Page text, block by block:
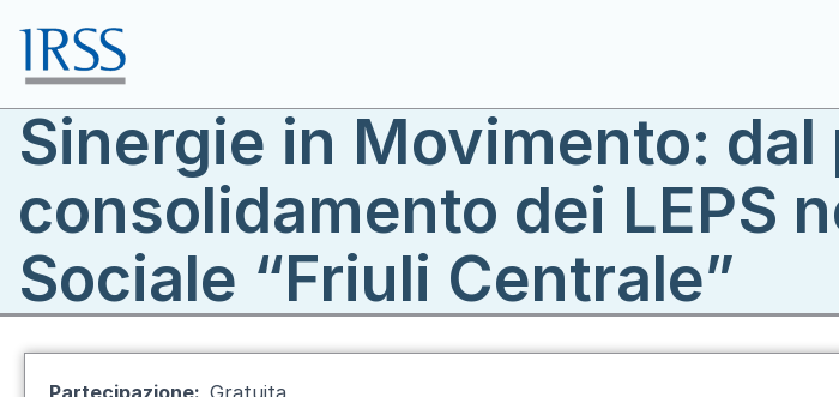
Toggle menu
Sinergie in Movimento: dal
consolidamento dei LEPS
Sociale “Friuli Centrale”
Partecipazione
Gratuita